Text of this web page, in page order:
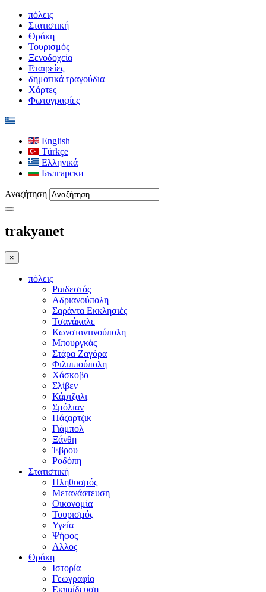
πόλεις
Στατιστική
Θράκη
Τουρισμός
Ξενοδοχεία
Εταιρείες
δημοτικά τραγούδια
Χάρτες
Φωτογραφίες
English
Türkçe
Ελληνικά
Български
Αναζήτηση
trakyanet
×
πόλεις
Ραιδεστός
Αδριανούπολη
Σαράντα Εκκλησιές
Τσανάκαλε
Κωνσταντινούπολη
Μπουργκάς
Στάρα Ζαγόρα
Φιλιππούπολη
Χάσκοβο
Σλίβεν
Κάρτζαλι
Σμόλιαν
Πάζαρτζικ
Γιάμπολ
Ξάνθη
Έβρου
Ροδόπη
Στατιστική
Πληθυσμός
Μετανάστευση
Οικονομία
Τουρισμός
Υγεία
Ψήφος
Αλλος
Θράκη
Ιστορία
Γεωγραφία
Εκπαίδευση